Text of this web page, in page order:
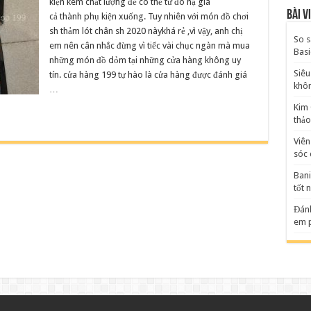
cả thành phụ kiện xuống. Tuy nhiên với món đồ chơi
sh thảm lót chân sh 2020 nàykhá rẻ ,vì vậy, anh chị
em nên cân nhắc đừng vì tiếc vài chục ngàn mà mua
những món đồ dỏm tại những cửa hàng không uy
tín. cửa hàng 199 tự hào là cửa hàng được đánh giá
…
Bài
So
Kim
sóc
tốt
em